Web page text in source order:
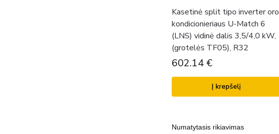
Kasetinė split tipo inverter oro
kondicionieriaus U-Match 6
(LNS) vidinė dalis 3,5/4,0 kW,
(grotelės TF05), R32
602.14 €
Į krepšelį